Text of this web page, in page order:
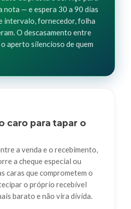
nota — e espera 30 a 90 dias
intervalo, fornecedor, folha
O descasamento entre
aperto silencioso de quem
caro para tapar o
a venda e o recebimento,
a cheque especial ou
caras que comprometem o
o próprio recebível
barato e não vira dívida.